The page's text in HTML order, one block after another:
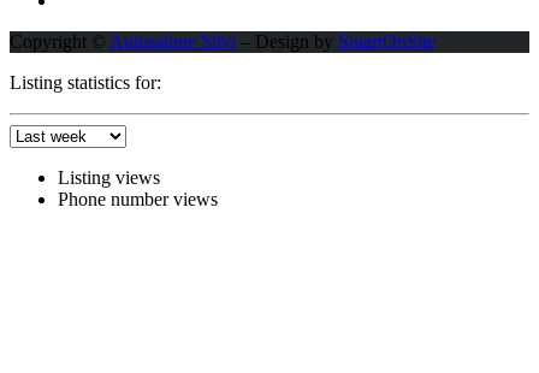
Copyright © Autosalone Silvi – Design by SmartOnSite
Listing statistics for:
Listing views
Phone number views